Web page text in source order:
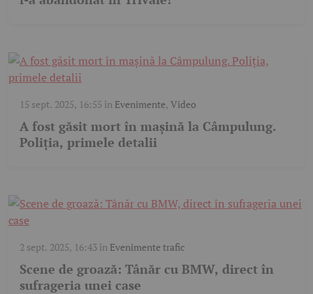
15 sept. 2025, 16:55 în Evenimente, Video
A fost găsit mort în mașină la Câmpulung.
Poliția, primele detalii
2 sept. 2025, 16:43 în Evenimente trafic
Scene de groază: Tânăr cu BMW, direct în
sufrageria unei case